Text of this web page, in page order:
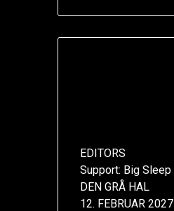
EDITORS
Support: Big Sleep
DEN GRÅ HAL
12. FEBRUAR 2027